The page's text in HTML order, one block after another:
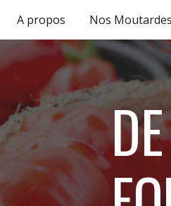
Skip to main content
A propos Nos Moutardes